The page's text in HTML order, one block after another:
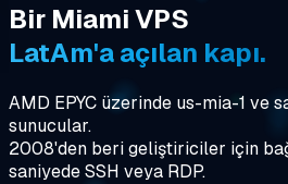
Bir Miami VPS
LatAm'a açılan kapı.
AMD EPYC üzerinde us-mia-1 ve
sunucular.
2008'den beri geliştiriciler için
saniyede SSH veya RDP.